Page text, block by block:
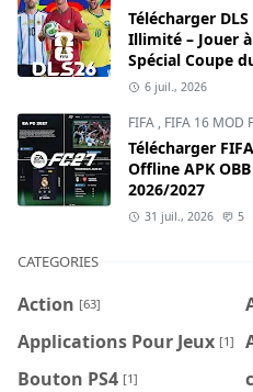
Télécharger
Illimité – Jouer
Spécial Coupe
6 juil., 2026
FIFA , FIFA 16 MOD
Télécharger
Offline APK
2026/2027
31 juil., 2026 5
CATEGORIES
Action [63]
Applications Pour Jeux [1]
Bouton PS4 [1]